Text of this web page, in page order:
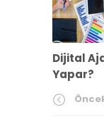
Dijital
Yapar?